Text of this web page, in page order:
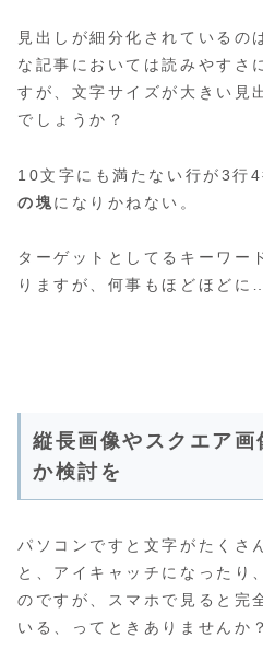
見出しが細分化されているの
な記事においては読みやすさ
すが、文字サイズが大きい見
でしょうか？
10文字にも満たない行が3行
の塊になりかねない。
ターゲットとしてるキーワー
りますが、何事もほどほどに
縦長画像やスクエア画
か検討を
パソコンですと文字がたくさ
と、アイキャッチになったり
のですが、スマホで見ると完
いる、ってときありませんか？